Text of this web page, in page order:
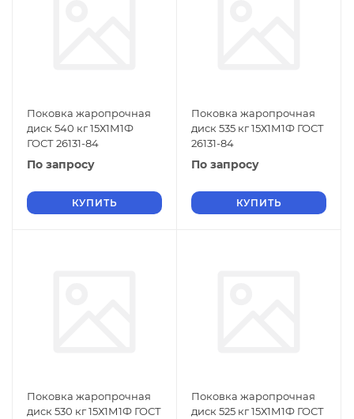
Поковка жаропрочная
диск 540 кг 15Х1М1Ф
ГОСТ 26131-84
По запросу
КУПИТЬ
Поковка жаропрочная
диск 535 кг 15Х1М1Ф ГОСТ
26131-84
По запросу
КУПИТЬ
Поковка жаропрочная
диск 530 кг 15Х1М1Ф ГОСТ
Поковка жаропрочная
диск 525 кг 15Х1М1Ф ГОСТ